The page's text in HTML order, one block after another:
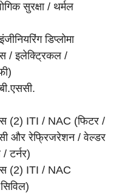
सुरक्षा / थर्मल
डिप्लोमा
/ इलेक्ट्रिकल /
(2) ITI / NAC (फिटर /
और रेफ्रिजरेशन / वेल्डर
टर्नर)
(2) ITI / NAC